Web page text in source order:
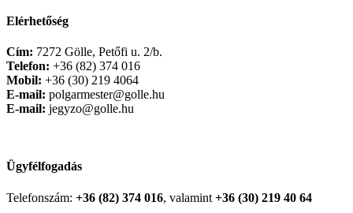
Elérhetőség
Cím: 7272 Gölle, Petőfi u. 2/b.
Telefon: +36 (82) 374 016
Mobil: +36 (30) 219 4064
E-mail: polgarmester@golle.hu
E-mail: jegyzo@golle.hu
Ügyfélfogadás
Telefonszám: +36 (82) 374 016, valamint +36 (30) 219 40 64